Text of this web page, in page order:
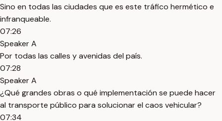
Sino en todas las ciudades que es este tráfico hermético e
infranqueable.
07:26
Speaker A
Por todas las calles y avenidas del país.
07:28
Speaker A
¿Qué grandes obras o qué implementación se puede hacer
al transporte público para solucionar el caos vehicular?
07:34